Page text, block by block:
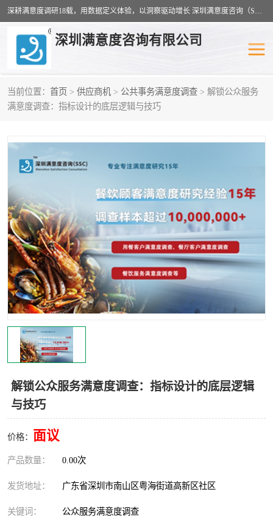
深耕满意度调研18载，用数据定义体验，以洞察驱动增长 深圳满意度咨询（SSC）：十八年专注，丈量每一份体验。
深圳满意度咨询有限公司
当前位置： 首页 > 供应商机 > 公共事务满意度调查 > 解锁公众服务
满意度调查：指标设计的底层逻辑与技巧
解锁公众服务满意度调查：指标设计的底层逻辑
与技巧
价格： 面议
产品数量： 0.00次
发货地址： 广东省深圳市南山区粤海街道高新区社区
关键词： 公众服务满意度调查
物业满意度调查 旅游景区满意度
公共事务满意度调查 餐饮业满意度调查
营商环境满意度 员工满意度
服务满意度调查 汽车行业满意度